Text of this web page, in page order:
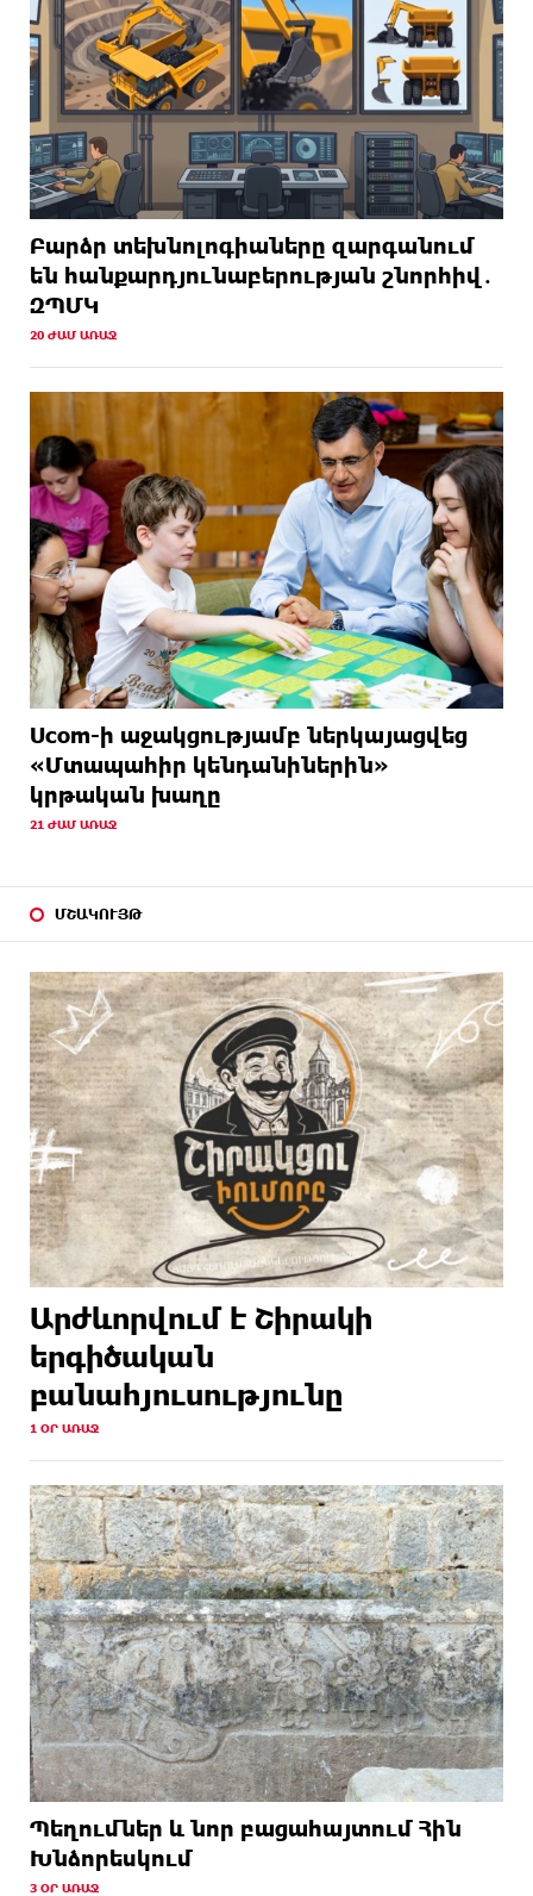
Բարձր տեխնոլոգիաները զարգանում
են հանքարդյունաբերության շնորհիվ․
ԶՊՄԿ
20 ԺԱՄ ԱՌԱՋ
Ucom-ի աջակցությամբ ներկայացվեց
«Մտապահիր կենդանիներին»
կրթական խաղը
21 ԺԱՄ ԱՌԱՋ
ՄՇԱԿՈՒՅԹ
Արժևորվում է Շիրակի
երգիծական
բանահյուսությունը
1 ՕՐ ԱՌԱՋ
Պեղումներ և նոր բացահայտում Հին
Խնձորեսկում
3 ՕՐ ԱՌԱՋ